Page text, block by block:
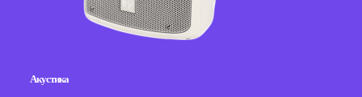
Акустика